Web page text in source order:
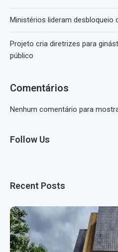
Ministérios lideram desbloqueio
Projeto cria diretrizes para
público
Comentários
Nenhum comentário para
Follow Us
Recent Posts